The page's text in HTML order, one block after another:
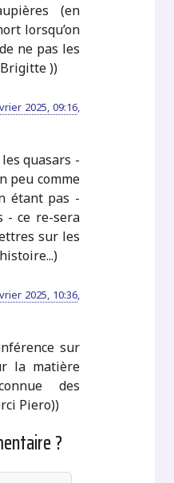
(en
lorsqu’on
ne pas les
))
2025, 09:16,
quasars -
peu comme
étant pas -
- ce re-sera
sur les
2025, 10:36,
sur
la matière
des
Piero))
?